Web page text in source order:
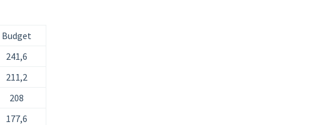
Budget
241,6
211,2
208
177,6